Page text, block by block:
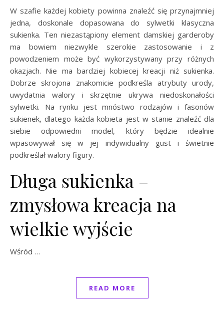
W szafie każdej kobiety powinna znaleźć się przynajmniej
jedna, doskonale dopasowana do sylwetki klasyczna
sukienka. Ten niezastąpiony element damskiej garderoby
ma bowiem niezwykle szerokie zastosowanie i z
powodzeniem może być wykorzystywany przy różnych
okazjach. Nie ma bardziej kobiecej kreacji niż sukienka.
Dobrze skrojona znakomicie podkreśla atrybuty urody,
uwydatnia walory i skrzętnie ukrywa niedoskonałości
sylwetki. Na rynku jest mnóstwo rodzajów i fasonów
sukienek, dlatego każda kobieta jest w stanie znaleźć dla
siebie odpowiedni model, który będzie idealnie
wpasowywał się w jej indywidualny gust i świetnie
podkreślał walory figury.
Długa sukienka –
zmysłowa kreacja na
wielkie wyjście
Wśród …
READ MORE